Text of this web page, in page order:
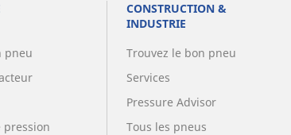
pneu
pression
CONSTRUCTION &
INDUSTRIE
Trouvez le bon pneu
Services
Pressure Advisor
Tous les pneus